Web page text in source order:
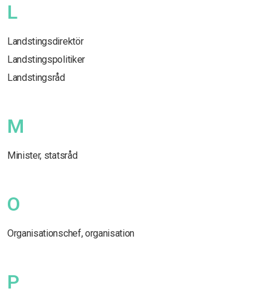
L
Landstingsdirektör
Landstingspolitiker
Landstingsråd
M
Minister, statsråd
O
Organisationschef, organisation
P